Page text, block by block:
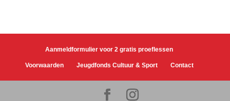
Aanmeldformulier voor 2 gratis proeflessen
Voorwaarden Jeugdfonds Cultuur & Sport Contact